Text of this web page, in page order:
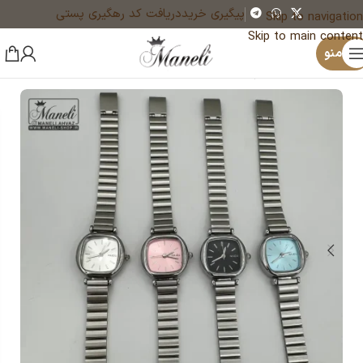
Skip to navigation
Skip to main content
پیگیری خریددریافت کد رهگیری پستی
منو
خانه ساعت
×